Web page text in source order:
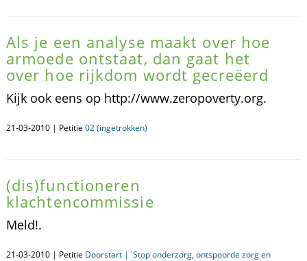
Als je een analyse maakt over hoe
armoede ontstaat, dan gaat het
over hoe rijkdom wordt gecreëerd
Kijk ook eens op http://www.zeropoverty.org.
21-03-2010 | Petitie 02 (ingetrokken)
(dis)functioneren
klachtencommissie
Meld!.
21-03-2010 | Petitie Doorstart | 'Stop onderzorg, ontspoorde zorg en